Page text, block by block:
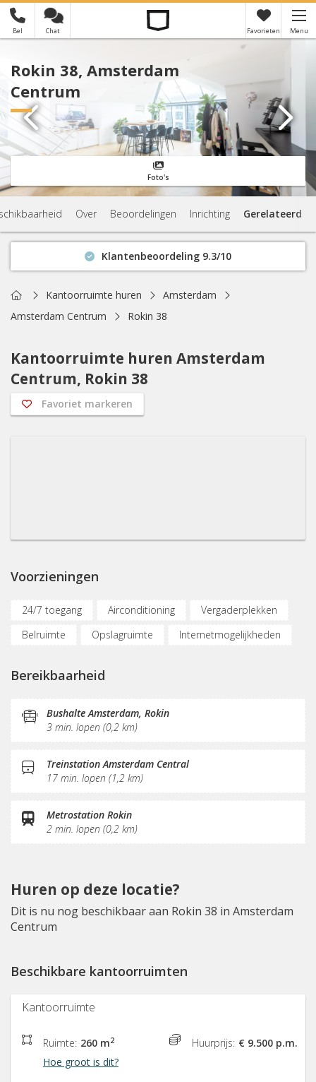
Bel Chat Favorieten Menu
Rokin 38, Amsterdam
Centrum
Foto's
Over Beoordelingen Inrichting Gerelateerd
Klantenbeoordeling 9.3/10
Actuele beschikbaarheid
HomeKantoorruimte huren
Amsterdam
Amsterdam Centrum
Rokin 38
Kantoorruimte huren Amsterdam
Centrum, Rokin 38
Favoriet markeren
Voorzieningen
24/7 toegang Airconditioning
Vergaderplekken
Belruimte
Opslagruimte
Internetmogelijkheden
Bereikbaarheid
Bushalte Amsterdam, Rokin
3 min. lopen (0,2 km)
Treinstation Amsterdam Central
17 min. lopen (1,2 km)
Metrostation Rokin
2 min. lopen (0,2 km)
Huren op deze locatie?
Dit is nu nog beschikbaar aan Rokin 38 in Amsterdam
Centrum
Beschikbare kantoorruimten
Kantoorruimte
Ruimte: 260 m2
Hoe groot is dit?
Huurprijs: € 9.500 p.m.